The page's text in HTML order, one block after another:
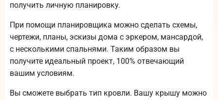
получить личную планировку.
При помощи планировщика можно сделать схемы,
чертежи, планы, эскизы дома с эркером, мансардой,
с несколькими спальнями. Таким образом вы
получите идеальный проект, 100% отвечающий
вашим условиям.
Вы сможете выбрать тип кровли. Вашу крышу можно